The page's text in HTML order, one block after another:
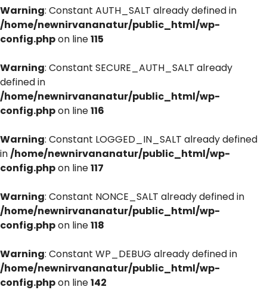
Warning: Constant AUTH_SALT already defined in
/home/newnirvananatur/public_html/wp-
config.phpon line115
Warning: Constant SECURE_AUTH_SALT already
defined in
/home/newnirvananatur/public_html/wp-
config.phpon line116
Warning: Constant LOGGED_IN_SALT already defined
in/home/newnirvananatur/public_html/wp-
config.phpon line117
Warning: Constant NONCE_SALT already defined in
/home/newnirvananatur/public_html/wp-
config.phpon line118
Warning: Constant WP_DEBUG already defined in
/home/newnirvananatur/public_html/wp-
config.phpon line142